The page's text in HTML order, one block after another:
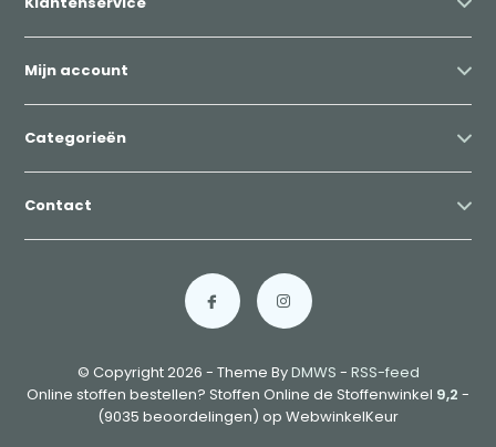
Mijn account
Categorieën
Contact
© Copyright 2026 - Theme ByDMWS - RSS-feed
Online stoffen bestellen? Stoffen Online de Stoffenwinkel 9,2 -
(9035 beoordelingen) op WebwinkelKeur